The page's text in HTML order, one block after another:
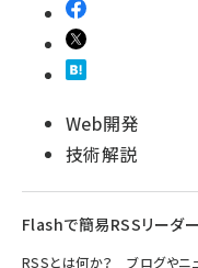
Web開発
技術解説
Flashで簡易RSSリーダー
RSSとは何か？ ブログやニ